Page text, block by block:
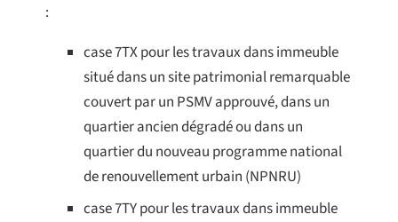
:
case 7TX pour les travaux dans immeuble
situé dans un site patrimonial remarquable
couvert par un PSMV approuvé, dans un
quartier ancien dégradé ou dans un
quartier du nouveau programme national
de renouvellement urbain (NPNRU)
case 7TY pour les travaux dans immeuble